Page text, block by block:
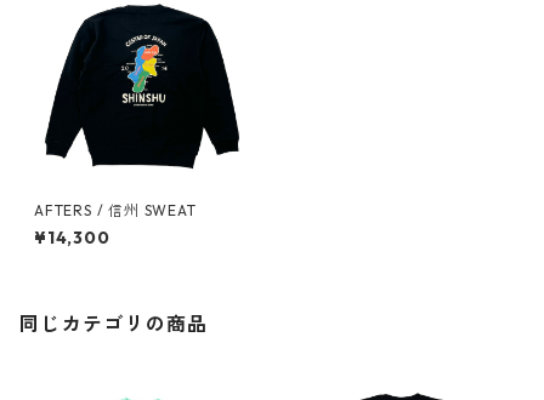
AFTERS / 信州 SWEAT
¥14,300
同じカテゴリの商品